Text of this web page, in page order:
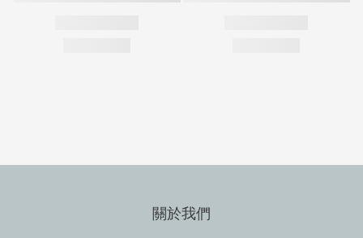
關於我們